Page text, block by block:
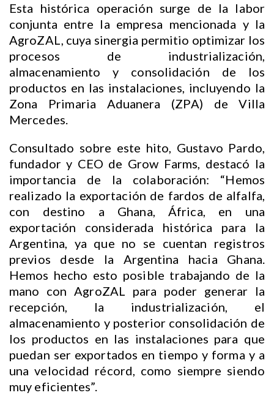
Esta histórica operación surge de la labor
conjunta entre la empresa mencionada y la
AgroZAL, cuya sinergia permitio optimizar los
procesos de industrialización,
almacenamiento y consolidación de los
productos en las instalaciones, incluyendo la
Zona Primaria Aduanera (ZPA) de Villa
Mercedes.
Consultado sobre este hito, Gustavo Pardo,
fundador y CEO de Grow Farms, destacó la
importancia de la colaboración: “Hemos
realizado la exportación de fardos de alfalfa,
con destino a Ghana, África, en una
exportación considerada histórica para la
Argentina, ya que no se cuentan registros
previos desde la Argentina hacia Ghana.
Hemos hecho esto posible trabajando de la
mano con AgroZAL para poder generar la
recepción, la industrialización, el
almacenamiento y posterior consolidación de
los productos en las instalaciones para que
puedan ser exportados en tiempo y forma y a
una velocidad récord, como siempre siendo
muy eficientes”.